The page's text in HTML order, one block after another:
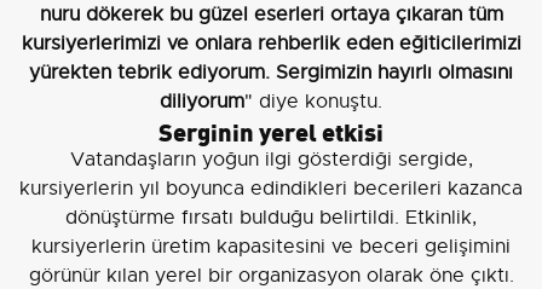
nuru dökerek bu güzel eserleri ortaya çıkaran tüm
kursiyerlerimizi ve onlara rehberlik eden eğiticilerimizi
yürekten tebrik ediyorum. Sergimizin hayırlı olmasını
diliyorum" diye konuştu.
Serginin yerel etkisi
Vatandaşların yoğun ilgi gösterdiği sergide,
kursiyerlerin yıl boyunca edindikleri becerileri kazanca
dönüştürme fırsatı bulduğu belirtildi. Etkinlik,
kursiyerlerin üretim kapasitesini ve beceri gelişimini
görünür kılan yerel bir organizasyon olarak öne çıktı.